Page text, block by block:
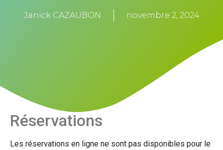
Janick CAZAUBON novembre 2, 2024
Réservations
Les réservations en ligne ne sont pas disponibles pour le